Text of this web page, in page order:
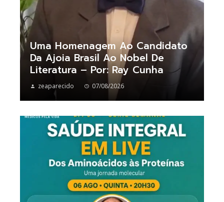
Uma Homenagem Ao Candidato
Da Ajoia Brasil Ao Nobel De
Literatura – Por: Ray Cunha
zeaparecido 07/08/2026